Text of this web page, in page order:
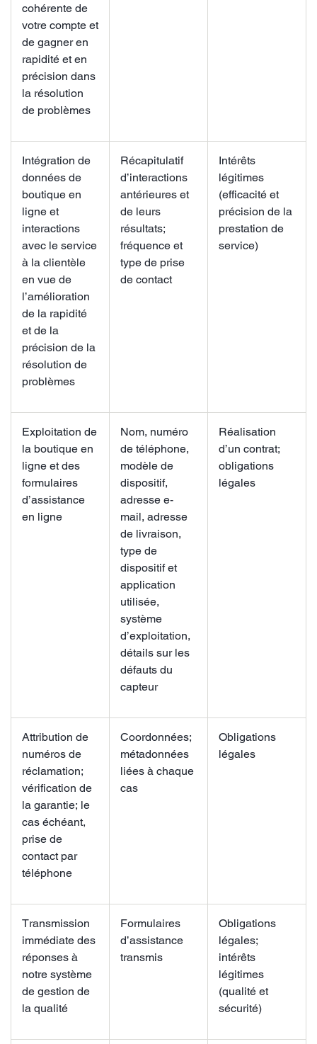
cohérente de
votre compte et
de gagner en
rapidité et en
précision dans
la résolution
de problèmes
Intégration de
données de
boutique en
ligne et
interactions
avec le service
à la clientèle
en vue de
l’amélioration
de la rapidité
et de la
précision de la
résolution de
problèmes
Récapitulatif
d’interactions
antérieures et
de leurs
résultats;
fréquence et
type de prise
de contact
Intérêts
légitimes
(efficacité et
précision de la
prestation de
service)
Exploitation de
la boutique en
ligne et des
formulaires
d’assistance
en ligne
Nom, numéro
de téléphone,
modèle de
dispositif,
adresse e-
mail, adresse
de livraison,
type de
dispositif et
application
utilisée,
système
d’exploitation,
détails sur les
défauts du
capteur
Réalisation
d’un contrat;
obligations
légales
Attribution de
numéros de
réclamation;
vérification de
la garantie; le
cas échéant,
prise de
contact par
téléphone
Coordonnées;
métadonnées
liées à chaque
cas
Obligations
légales
Transmission
immédiate des
réponses à
notre système
de gestion de
la qualité
Formulaires
d’assistance
transmis
Obligations
légales;
intérêts
légitimes
(qualité et
sécurité)